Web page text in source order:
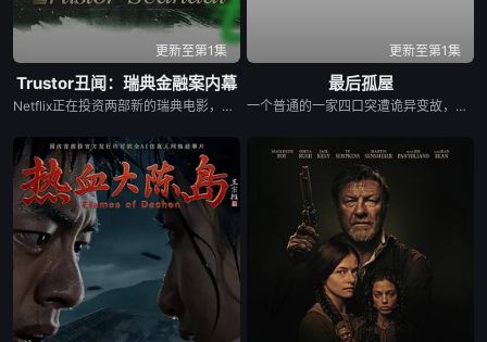
更新至第1集
Trustor丑闻：瑞典金融案内幕
Netflix正在投资两部新的瑞典电影，其中包括Karin af Klintberg和Teresa Alldén关于瑞典最臭名昭著的生态犯罪之一的纪录片《Trustor》。在这里，约阿希姆·波斯纳走了出来，用他自己的话告诉了他关于信托丑闻的故事。卡琳·阿夫·克林特伯格问自己：“五个人怎么能骗了6亿，却仍然逍遥法外？”她在一份新闻稿中说：“是男人在欺骗这个系统，这是一个经典的猫捉老鼠游戏，金融部门也被骗了。无论这是一次聪明还是笨拙的抢劫，小偷都带着一个没有戴强盗面具或开一枪的宝箱逃走了。但也有受害者，我们不能忘记”。
更新至第1集
最后孤屋
一个普通的一家四口突遭诡异变故，被困在自家房屋中超过 1000 天无法出门。在资源消耗殆尽与未知神秘威胁的双重逼迫下，一家人必须想方设法联手求生，打破这间禁锢生命的困局。